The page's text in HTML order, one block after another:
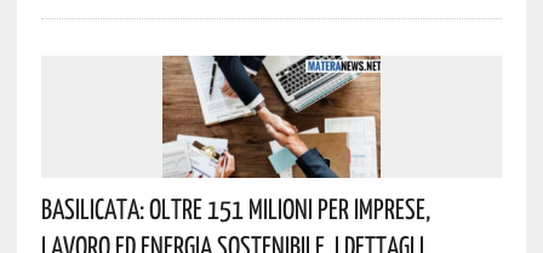
Basilicata: Oltre 151 Milioni Per Imprese,
Lavoro Ed Energia Sostenibile. I Dettagli